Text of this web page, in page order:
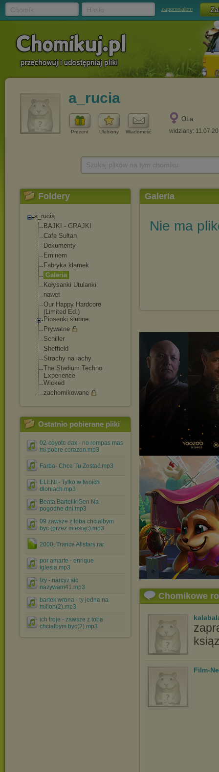
zapomniałem
a_rucia
Prezent Ulubiony Wiadomość
OLa
widziany:
Foldery
a_rucia
BAJKI - GRAJKI
Cafe Sułtan
Dokumenty
Eminem
Fabryka klamek
Galeria
Kołysanki Utulanki
nawet
Our Happy Hardcore
(Limited Ed.)
Piosenki ślubne
Prywatne
Schiller
Sheffield
Strachy na lachy
The Stadium Techno
Experience
Wicked
zachomikowane
Ostatnio pobierane pliki
02-coyote dax - no rompas mas
mi pobre corazon.mp3
Farba- Chce Tu Zostać.mp3
ELENI - Tylko w twoich
dłoniach.mp3
Beata Bartelik-Sen Na
pogodne dni.mp3
09 zawsze z toba chcialbym
byc (przez miesiąc).mp3
2000, Trance Allstars.rar
por amarte - enrique
iglesia.mp3
lzy - narcyz sic
nazywam41.mp3
bartek wrona - ty jedna na
milion(2).mp3
ich troje - zawsze z toba
chcialbym byc(2).mp3
Galeria
Nie ma
Chomikowe
Film-